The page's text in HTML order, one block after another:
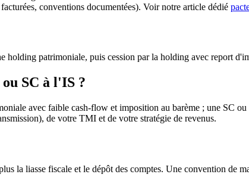
conventions documentées). Voir notre article dédié
holding patrimoniale, puis cession par la holding avec report
SC à l'IS ?
avec faible cash-flow et imposition au barème ; une SC
de votre TMI et de votre stratégie de revenus.
la liasse fiscale et le dépôt des comptes. Une convention de